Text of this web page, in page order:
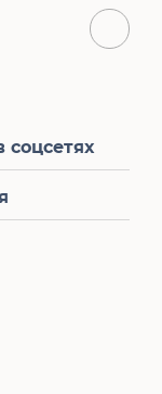
соцсетях